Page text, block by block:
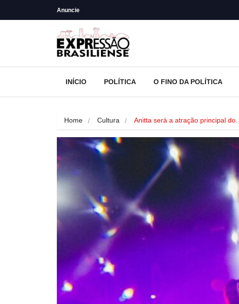
Anuncie
INÍCIO POLÍTICA O FINO DA POLÍTICA
Home Cultura Anitta será a atração principal do…